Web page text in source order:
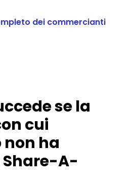
dei commercianti
se la
cui
ha
A-